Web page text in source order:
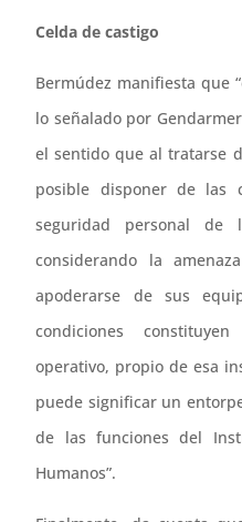
Celda de castigo
Bermúdez manifiesta que
lo señalado por
el sentido que al tratarse
posible disponer de las
seguridad personal de
considerando la
apoderarse de sus
condiciones
operativo, propio de esa
puede significar un
de las funciones del
Humanos”.